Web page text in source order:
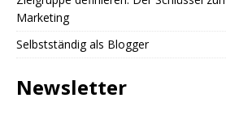
Marketing
Selbstständig als Blogger
Newsletter